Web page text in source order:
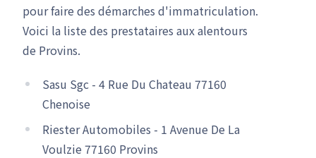
pour faire des démarches d'immatriculation.
Voici la liste des prestataires aux alentours
de Provins.
Sasu Sgc - 4 Rue Du Chateau 77160
Chenoise
Riester Automobiles - 1 Avenue De La
Voulzie 77160 Provins